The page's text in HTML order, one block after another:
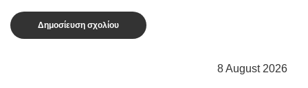
8 August 2026